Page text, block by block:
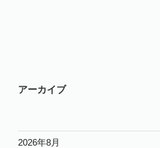
アーカイブ
2026年8月